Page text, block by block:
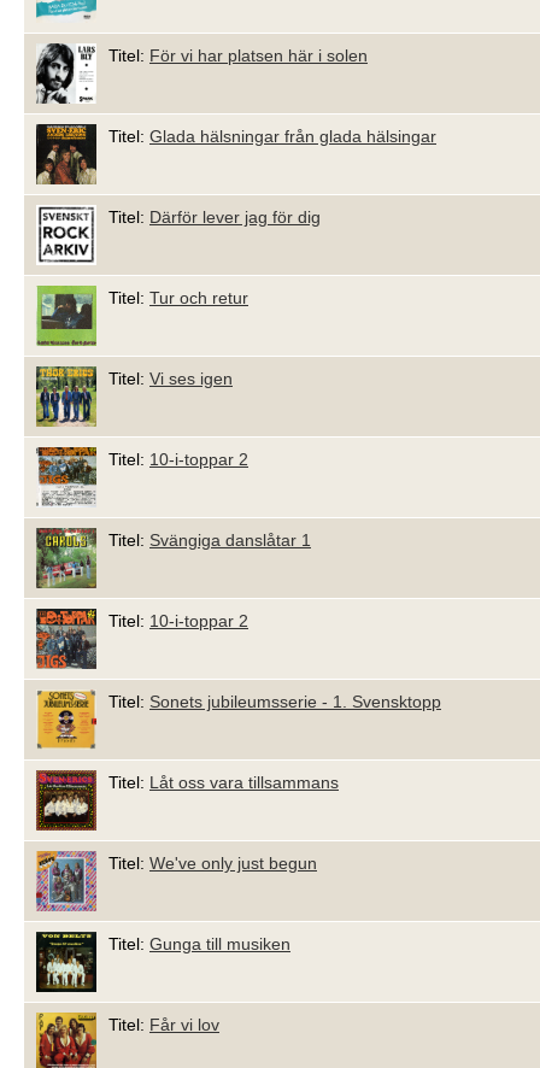
Titel: För vi har platsen här i solen
Titel: Glada hälsningar från glada hälsingar
Titel: Därför lever jag för dig
Titel: Tur och retur
Titel: Vi ses igen
Titel: 10-i-toppar 2
Titel: Svängiga danslåtar 1
Titel: 10-i-toppar 2
Titel: Sonets jubileumsserie - 1. Svensktopp
Titel: Låt oss vara tillsammans
Titel: We've only just begun
Titel: Gunga till musiken
Titel: Får vi lov